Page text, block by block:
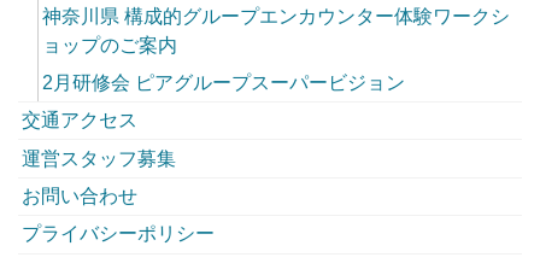
神奈川県 構成的グループエンカウンター体験ワークシ
ョップのご案内
2月研修会 ピアグループスーパービジョン
交通アクセス
運営スタッフ募集
お問い合わせ
プライバシーポリシー